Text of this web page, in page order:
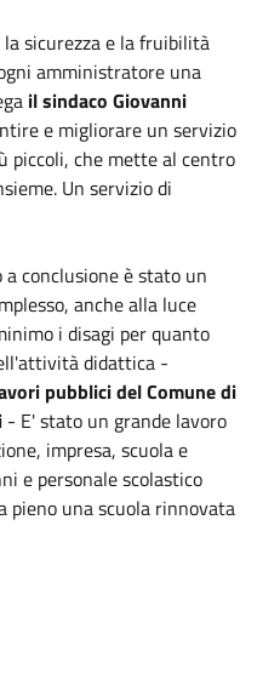
sicurezza e la fruibilità
amministratore una
il sindaco Giovanni
e migliorare un servizio
piccoli, che mette al centro
Un servizio di
conclusione è stato un
anche alla luce
i disagi per quanto
didattica -
pubblici del Comune di
- E' stato un grande lavoro
impresa, scuola e
e personale scolastico
pieno una scuola rinnovata